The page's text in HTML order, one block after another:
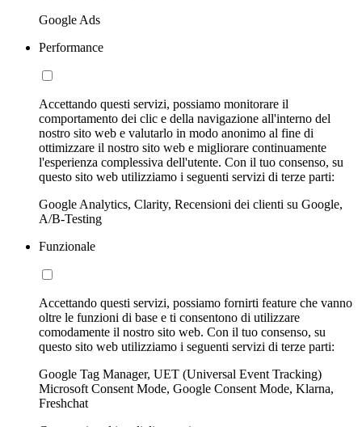
Google Ads
Performance
Accettando questi servizi, possiamo monitorare il
comportamento dei clic e della navigazione all'interno del
nostro sito web e valutarlo in modo anonimo al fine di
ottimizzare il nostro sito web e migliorare continuamente
l'esperienza complessiva dell'utente. Con il tuo consenso, su
questo sito web utilizziamo i seguenti servizi di terze parti:
Google Analytics, Clarity, Recensioni dei clienti su Google,
A/B-Testing
Funzionale
Accettando questi servizi, possiamo fornirti feature che vanno
oltre le funzioni di base e ti consentono di utilizzare
comodamente il nostro sito web. Con il tuo consenso, su
questo sito web utilizziamo i seguenti servizi di terze parti:
Google Tag Manager, UET (Universal Event Tracking)
Microsoft Consent Mode, Google Consent Mode, Klarna,
Freshchat